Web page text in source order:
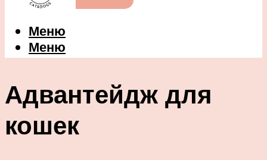
Меню
Меню
Адвантейдж для
кошек